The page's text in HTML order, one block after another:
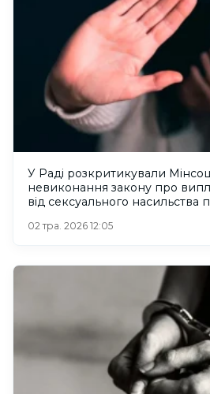
У Раді розкритикували
невиконання закону про
від сексуального насильства
02 тра. 2026 12:05